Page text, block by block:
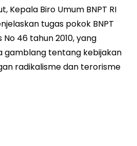
Kepala Biro Umum BNPT RI
tugas pokok BNPT
46 tahun 2010, yang
gamblang tentang kebijakan
radikalisme dan terorisme